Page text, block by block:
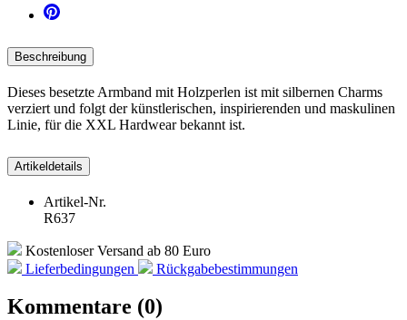
Beschreibung
Dieses besetzte Armband mit Holzperlen ist mit silbernen Charms
verziert und folgt der künstlerischen, inspirierenden und maskulinen
Linie, für die XXL Hardwear bekannt ist.
Artikeldetails
Artikel-Nr.
R637
Kostenloser Versand ab 80 Euro
Lieferbedingungen
Rückgabebestimmungen
Kommentare (0)